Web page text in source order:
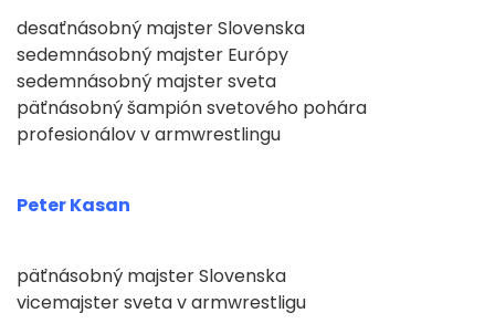
desaťnásobný majster Slovenska
sedemnásobný majster Európy
sedemnásobný majster sveta
päťnásobný šampión svetového pohára
profesionálov v armwrestlingu
Peter Kasan
päťnásobný majster Slovenska
vicemajster sveta v armwrestligu